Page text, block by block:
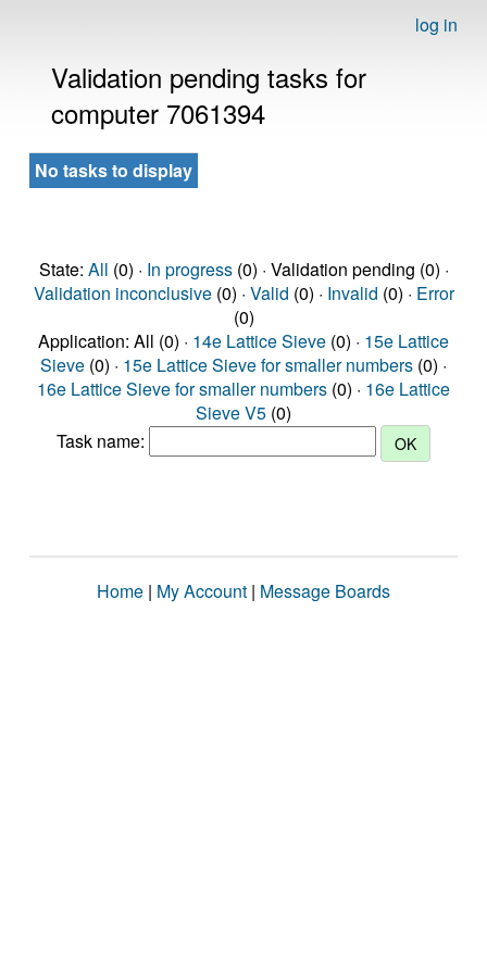
log in
Validation pending tasks for
computer 7061394
No tasks to display
State: All (0) · In progress(0) · Validation pending (0) ·
Validation inconclusive(0) · Valid (0) · Invalid (0) · Error
(0)
Application: All (0) · 14e Lattice Sieve (0) · 15e Lattice
Sieve (0) · 15e Lattice Sieve for smaller numbers (0) ·
16e Lattice Sieve for smaller numbers (0) · 16e Lattice
Sieve V5 (0)
Task name:
Home | My Account | Message Boards